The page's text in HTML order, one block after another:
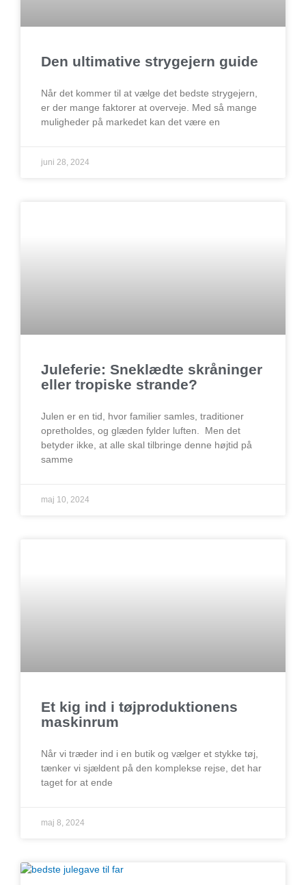
Den ultimative strygejern guide
Når det kommer til at vælge det bedste strygejern,
er der mange faktorer at overveje. Med så mange
muligheder på markedet kan det være en
juni 28, 2024
Juleferie: Sneklædte skråninger
eller tropiske strande?
Julen er en tid, hvor familier samles, traditioner
opretholdes, og glæden fylder luften. Men det
betyder ikke, at alle skal tilbringe denne højtid på
samme
maj 10, 2024
Et kig ind i tøjproduktionens
maskinrum
Når vi træder ind i en butik og vælger et stykke tøj,
tænker vi sjældent på den komplekse rejse, det har
taget for at ende
maj 8, 2024